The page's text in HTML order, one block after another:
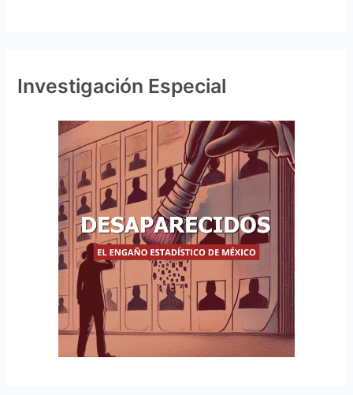
Investigación Especial